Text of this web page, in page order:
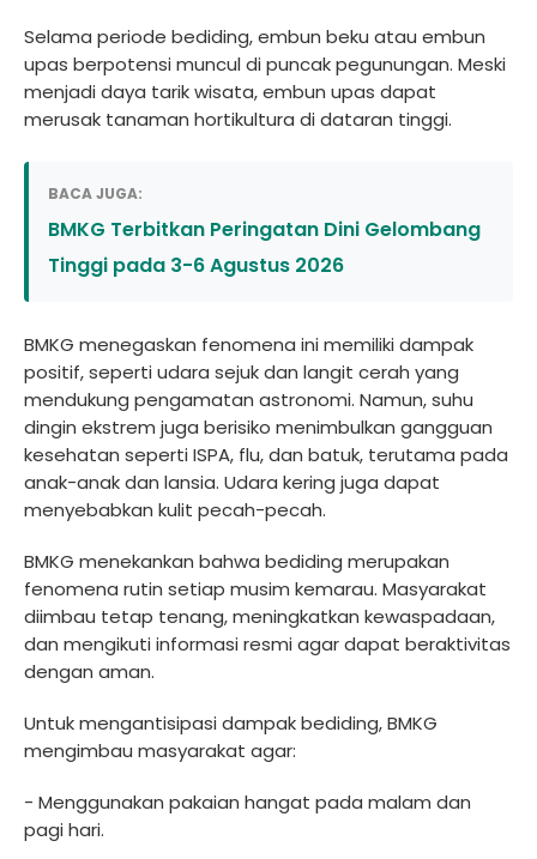
Selama periode bediding, embun beku atau embun
upas berpotensi muncul di puncak pegunungan. Meski
menjadi daya tarik wisata, embun upas dapat
merusak tanaman hortikultura di dataran tinggi.
BACA JUGA:
BMKG Terbitkan Peringatan Dini Gelombang
Tinggi pada 3-6 Agustus 2026
BMKG menegaskan fenomena ini memiliki dampak
positif, seperti udara sejuk dan langit cerah yang
mendukung pengamatan astronomi. Namun, suhu
dingin ekstrem juga berisiko menimbulkan gangguan
kesehatan seperti ISPA, flu, dan batuk, terutama pada
anak-anak dan lansia. Udara kering juga dapat
menyebabkan kulit pecah-pecah.
BMKG menekankan bahwa bediding merupakan
fenomena rutin setiap musim kemarau. Masyarakat
diimbau tetap tenang, meningkatkan kewaspadaan,
dan mengikuti informasi resmi agar dapat beraktivitas
dengan aman.
Untuk mengantisipasi dampak bediding, BMKG
mengimbau masyarakat agar:
- Menggunakan pakaian hangat pada malam dan
pagi hari.